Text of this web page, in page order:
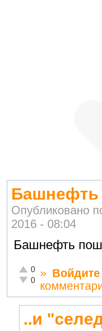
Башнефть
Опубликовано
2016 - 08:04
Башнефть
Отлично!
0
Неадекватно!
0
» Войдите
..и